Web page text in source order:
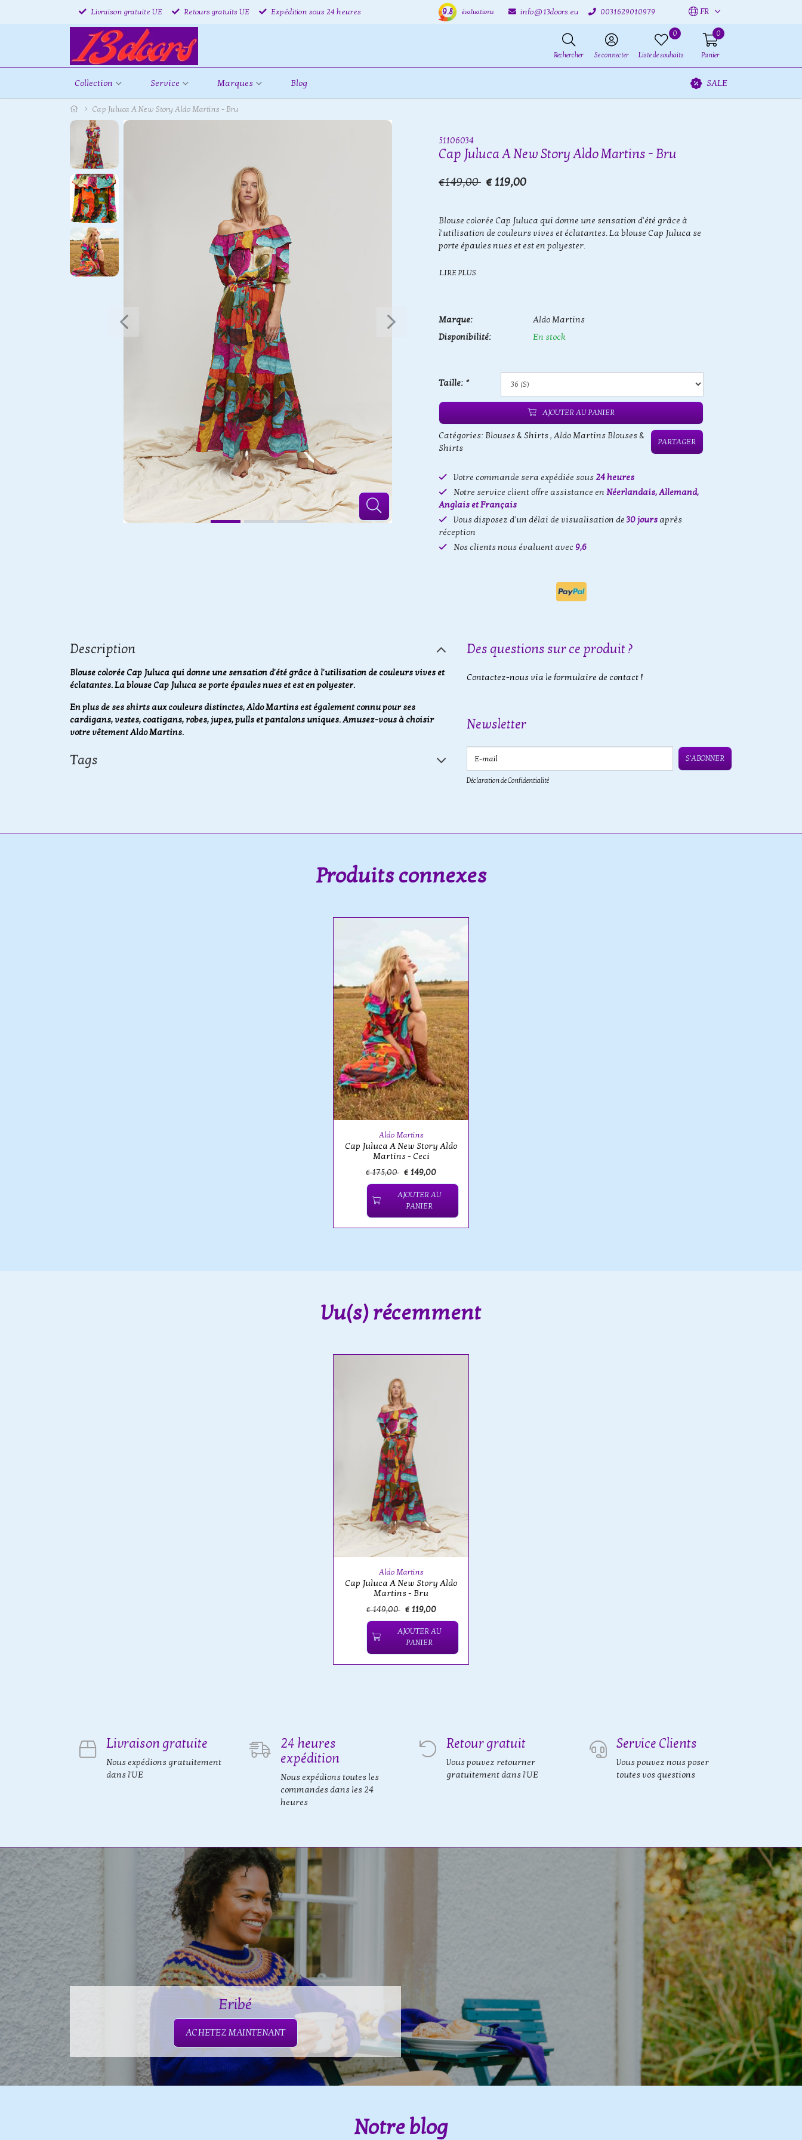
Livraison gratuite UE Retours gratuits UE Expédition sous 24 heures 9.8 évaluations info@13doors.eu 0031629010979 FR
Rechercher Se connecter
0
Liste de souhaits
0
Panier
Collection Service Marques Blog SALE
Cap Juluca A New Story Aldo Martins - Bru
51106034
Cap Juluca A New Story Aldo Martins - Bru
€149,00 € 119,00
Blouse colorée Cap Juluca qui donne une sensation d'été grâce à
l'utilisation de couleurs vives et éclatantes. La blouse Cap Juluca se
porte épaules nues et est en polyester.
LIRE PLUS
Marque:
Aldo Martins
Disponibilité:
En stock
Taille: *
AJOUTER AU PANIER
Catégories: Blouses & Shirts, Aldo Martins Blouses &
Shirts
PARTAGER
Votre commande sera expédiée sous24 heures
Notre service client offre assistance en Néerlandais, Allemand,
Anglais et Français
Vous disposez d'un délai de visualisation de30 jours après
réception
Nos clients nous évaluent avec 9,6
Description
Blouse colorée Cap Juluca qui donne une sensation d'été grâce à l'utilisation de couleurs vives et
éclatantes. La blouse Cap Juluca se porte épaules nues et est en polyester.
En plus de ses shirts aux couleurs distinctes, Aldo Martins est également connu pour ses
cardigans, vestes, coatigans, robes, jupes, pulls et pantalons uniques. Amusez-vous à choisir
votre vêtement Aldo Martins.
Tags
Des questions sur ce produit ?
Contactez-nous via le formulaire de contact !
Newsletter
E-mail
S'ABONNER
Déclaration de Confidentialité
Produits connexes
Aldo Martins
Cap Juluca A New Story Aldo
Martins - Ceci
€ 175,00 € 149,00
AJOUTER AU
PANIER
Vu(s) récemment
Aldo Martins
Cap Juluca A New Story Aldo
Martins - Bru
€ 149,00 € 119,00
AJOUTER AU
PANIER
Livraison gratuite
Nous expédions gratuitement
dans l'UE
24 heures
expédition
Nous expédions toutes les
commandes dans les 24
heures
Retour gratuit
Vous pouvez retourner
gratuitement dans l'UE
Service Clients
Vous pouvez nous poser
toutes vos questions
Eribé
ACHETEZ MAINTENANT
Notre blog